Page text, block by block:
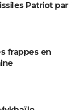
Patriot par
frappes en